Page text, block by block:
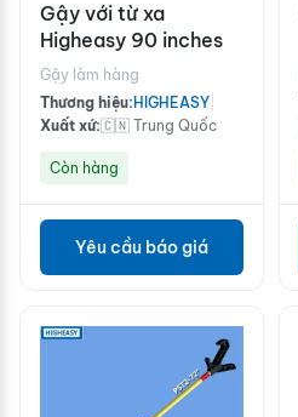
Gậy với từ xa
Higheasy 90 inches
Gậy làm hàng
Thương hiệu: HIGHEASY
Xuất xứ:🇨🇳 Trung Quốc
Còn hàng
Yêu cầu báo giá